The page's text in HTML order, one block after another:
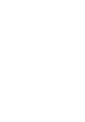
的爱才坚强不
你，你都能将
信也有实际